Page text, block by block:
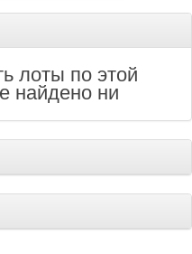
лоты по этой
найдено ни